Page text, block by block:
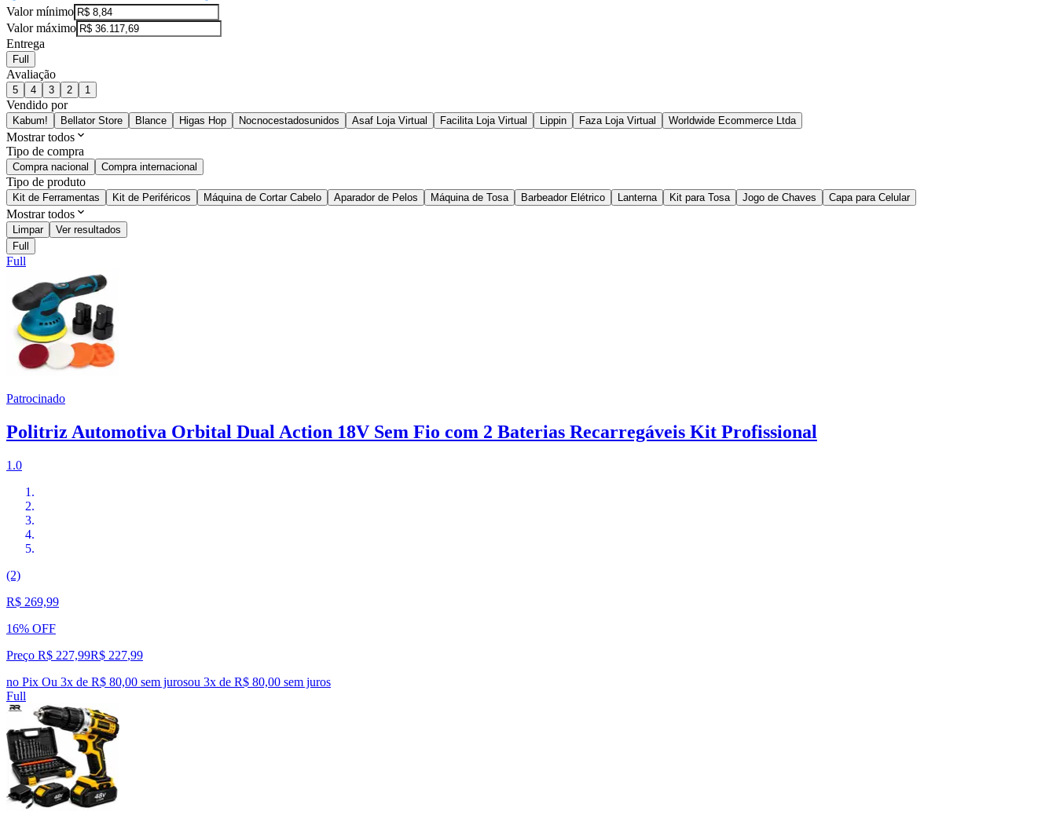
Valor mínimo
Valor máximo
Entrega
Full
Avaliação
5 4 3 2 1
Vendido por
Kabum! Bellator Store Blance Higas Hop Nocnocestadosunidos Asaf Loja Virtual Facilita Loja Virtual Lippin Faza Loja Virtual Worldwide Ecommerce Ltda
Mostrar todos
Tipo de compra
Compra nacional Compra internacional
Tipo de produto
Kit de Ferramentas Kit de Periféricos Máquina de Cortar Cabelo Aparador de Pelos Máquina de Tosa Barbeador Elétrico Lanterna Kit para Tosa Jogo de Chaves Capa para Celular
Mostrar todos
Limpar
Ver resultados
Full
Full
Patrocinado
Politriz Automotiva Orbital Dual Action 18V Sem Fio com 2 Baterias Recarregáveis Kit Profissional
1.0
(2)
R$ 269,99
16% OFF
Preço R$ 227,99R$ 227,99
no Pix Ou 3x de R$ 80,00 sem jurosou 3x de R$ 80,00 sem juros
Full